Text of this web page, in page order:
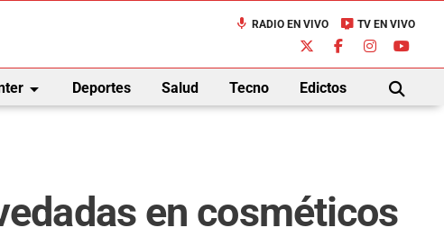
mic RADIO EN VIVO live_tv TV EN VIVO
arrow_drop_down Deportes Salud Tecno Edictos
BUSCAR
en cosméticos